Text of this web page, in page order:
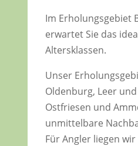
Im Erholungsgebiet
erwartet Sie das
Altersklassen.
Unser
Oldenburg, Leer
Ostfriesen und
unmittelbare
Für Angler liegen